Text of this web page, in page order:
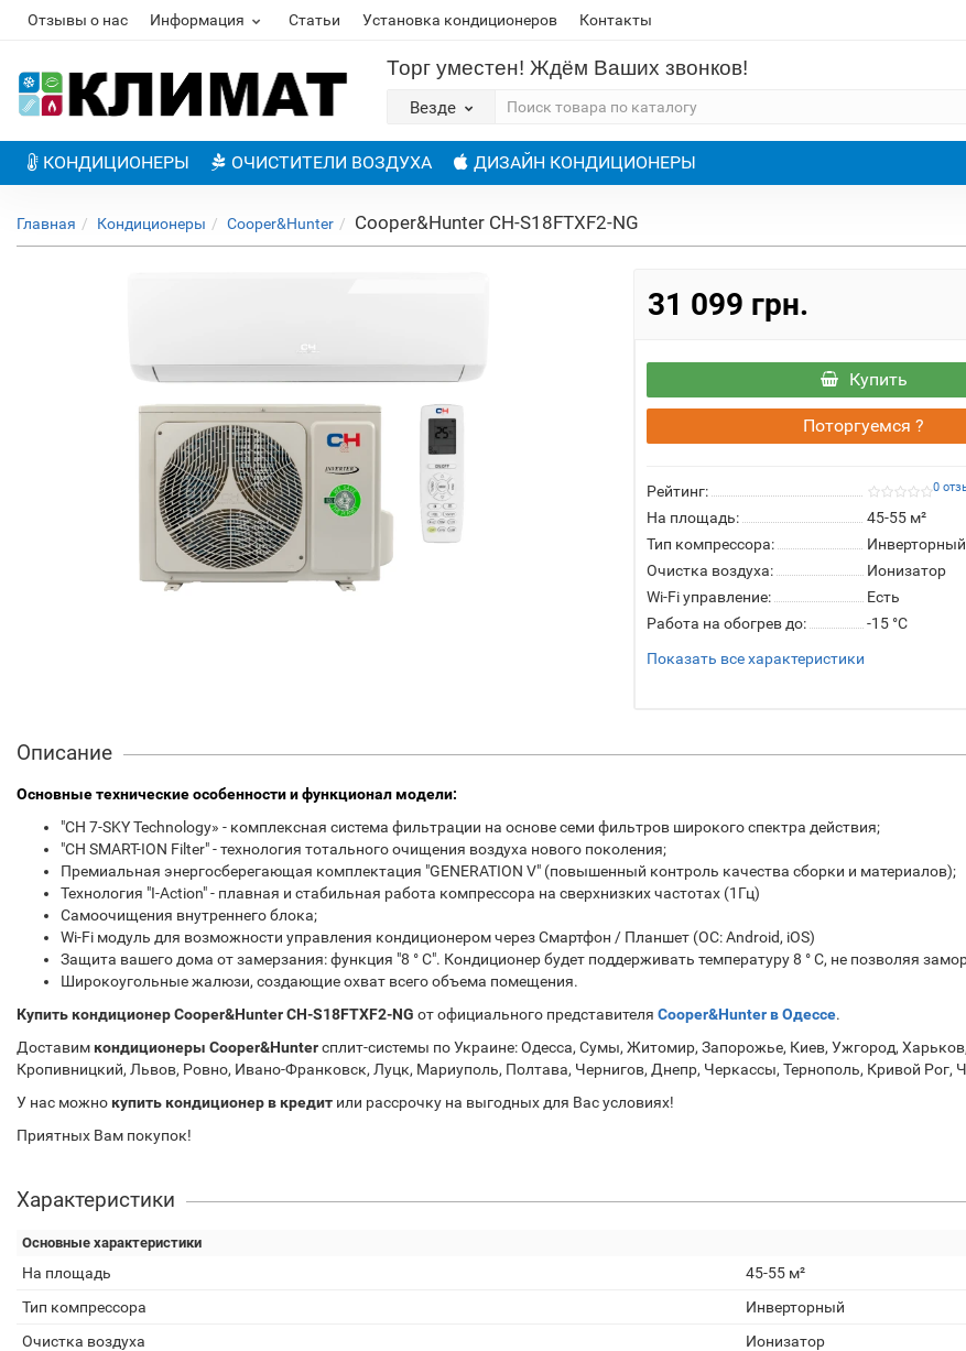
Отзывы о нас Информация Статьи Установка кондиционеров Контакты
Торг уместен! Ждём Ваших звонков!
Везде
КОНДИЦИОНЕРЫ ОЧИСТИТЕЛИ ВОЗДУХА ДИЗАЙН КОНДИЦИОНЕРЫ
Главная Кондиционеры Cooper&Hunter Cooper&Hunter CH-S18FTXF2-NG
31 099 грн.
Купить
Поторгуемся ?
Рейтинг: 0
На площадь:
45-55 м²
Тип компрессора:
Инверторный
Очистка воздуха:
Ионизатор
Wi-Fi управление:
Есть
Работа на обогрев до:
-15 °C
Показать все характеристики
Описание
Основные технические особенности и функционал модели:
"CH 7-SKY Technology» - комплексная система фильтрации на основе семи фильтров широкого спектра действия;
"CH SMART-ION Filter" - технология тотального очищения воздуха нового поколения;
Премиальная энергосберегающая комплектация "GENERATION V" (повышенный контроль качества сборки и материалов);
Технология "I-Action" - плавная и стабильная работа компрессора на сверхнизких частотах (1Гц)
Самоочищения внутреннего блока;
Wi-Fi модуль для возможности управления кондиционером через Смартфон / Планшет (ОС: Android, iOS)
Защита вашего дома от замерзания: функция "8 ° C". Кондиционер будет поддерживать температуру 8 ° C, не позволяя
Широкоугольные жалюзи, создающие охват всего объема помещения.
Купить кондиционер Cooper&Hunter CH-S18FTXF2-NG от официального представителя Cooper&Hunter в Одессе.
Доставим кондиционеры Cooper&Hunterсплит-системы по Украине: Одесса, Сумы, Житомир, Запорожье, Киев, Ужгород,
Кропивницкий, Львов, Ровно, Ивано-Франковск, Луцк, Мариуполь, Полтава, Чернигов, Днепр, Черкассы, Тернополь, Кривой Рог,
У нас можно купить кондиционер в кредит или рассрочку на выгодных для Вас условиях!
Приятных Вам покупок!
Характеристики
Основные характеристики
На площадь
45-55 м²
Тип компрессора
Инверторный
Очистка воздуха
Ионизатор